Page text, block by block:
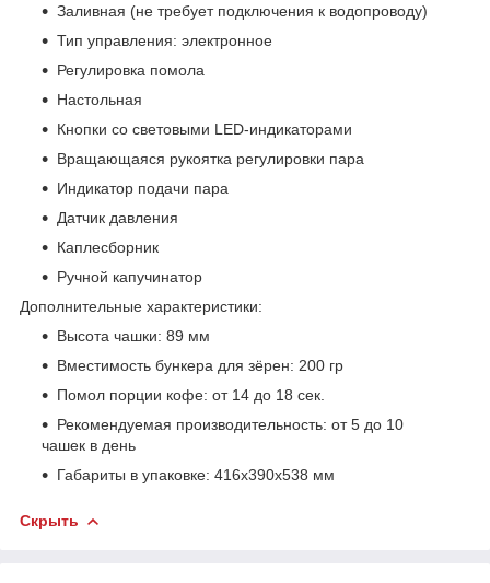
Заливная (не требует подключения к водопроводу)
Тип управления: электронное
Регулировка помола
Настольная
Кнопки со световыми LED-индикаторами
Вращающаяся рукоятка регулировки пара
Индикатор подачи пара
Датчик давления
Каплесборник
Ручной капучинатор
Дополнительные характеристики:
Высота чашки: 89 мм
Вместимость бункера для зёрен: 200 гр
Помол порции кофе: от 14 до 18 сек.
Рекомендуемая производительность: от 5 до 10
чашек в день
Габариты в упаковке: 416х390х538 мм
Скрыть